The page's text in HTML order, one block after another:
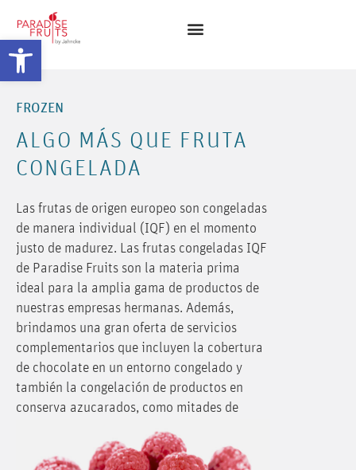
Abrir barra de herramientas
FROZEN
ALGO MÁS QUE FRUTA
CONGELADA
Las frutas de origen europeo son congeladas
de manera individual (IQF) en el momento
justo de madurez. Las frutas congeladas IQF
de Paradise Fruits son la materia prima
ideal para la amplia gama de productos de
nuestras empresas hermanas. Además,
brindamos una gran oferta de servicios
complementarios que incluyen la cobertura
de chocolate en un entorno congelado y
también la congelación de productos en
conserva azucarados, como mitades de